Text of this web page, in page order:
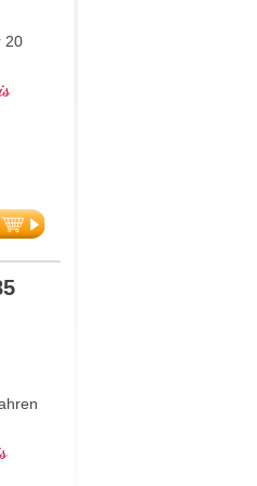
20
und
von 5 von 5 Sternen
%